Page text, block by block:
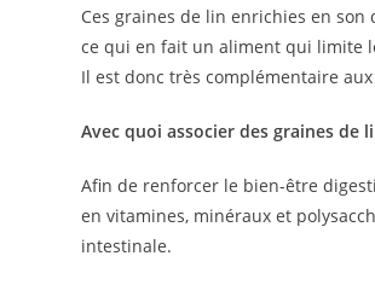
Ces graines de lin enrichies en son
ce qui en fait un aliment qui limite
Il est donc très complémentaire
Avec quoi associer des graines de
Afin de renforcer le bien-être
en vitamines, minéraux et
intestinale.